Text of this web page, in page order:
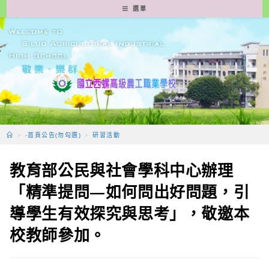
轉
至
要
容
選單
> -首頁公告(勿勾選) > 研習活動
教育部公民與社會學科中心辦理
「精準提問—如何問出好問題，引
導學生有效探究與思考」，敬邀本
校教師參加。